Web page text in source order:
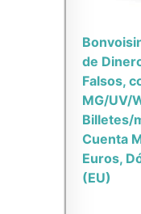
de
Falsos,
MG/UV/
Billetes/
Cuenta
Euros,
(EU)